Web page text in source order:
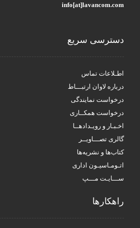
info[at]lavancom.com
دسترسی سریع
اطـلاعات تماس
درباره لاوان ارتبـــاط
درخواست نمایندگی
درخواست همکــاری
اخـبـار و رویـدادهــا
گالری تصـــاویــر
کتاب‌ها و نشریه‌ها
اتـومـاسیـون اداری
ســـایـت مـــپ
راهکار‌ها